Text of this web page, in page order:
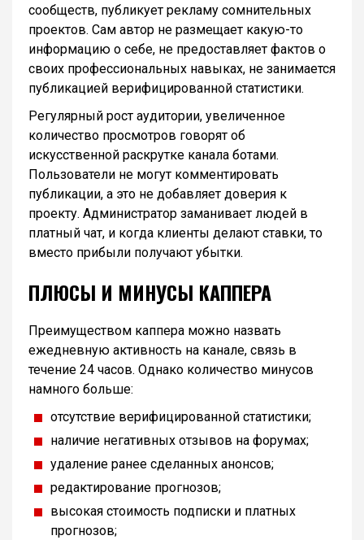
сообществ, публикует рекламу сомнительных
проектов. Сам автор не размещает какую-то
информацию о себе, не предоставляет фактов о
своих профессиональных навыках, не занимается
публикацией верифицированной статистики.
Регулярный рост аудитории, увеличенное
количество просмотров говорят об
искусственной раскрутке канала ботами.
Пользователи не могут комментировать
публикации, а это не добавляет доверия к
проекту. Администратор заманивает людей в
платный чат, и когда клиенты делают ставки, то
вместо прибыли получают убытки.
ПЛЮСЫ И МИНУСЫ КАППЕРА
Преимуществом каппера можно назвать
ежедневную активность на канале, связь в
течение 24 часов. Однако количество минусов
намного больше:
отсутствие верифицированной статистики;
наличие негативных отзывов на форумах;
удаление ранее сделанных анонсов;
редактирование прогнозов;
высокая стоимость подписки и платных
прогнозов;